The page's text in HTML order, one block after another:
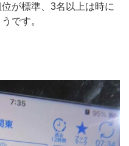
が標準、3名以上は時に
です。